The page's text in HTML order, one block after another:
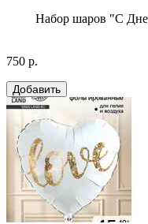
Набор шаров "С
750 р.